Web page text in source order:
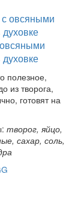
полезное,
из творога,
готовят на
творог, яйцо,
сахар, соль,